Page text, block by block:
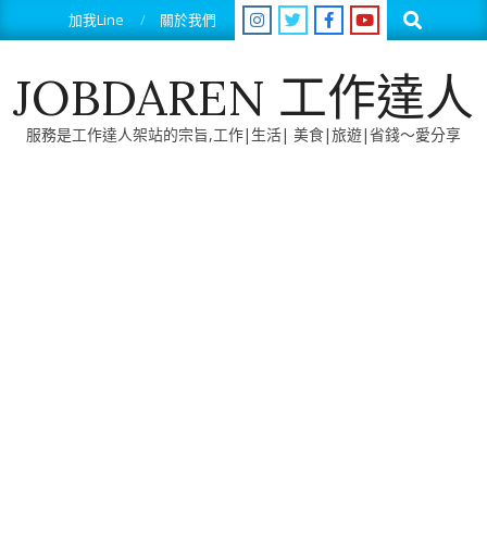
to
加我Line 關於我們 Search
JOBDAREN 工作達人
服務是工作達人架站的宗旨,工作|生活| 美食|旅遊|省錢～愛分享